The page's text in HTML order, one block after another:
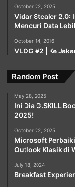
October 22, 2025
Vidar Stealer 2.0:
Mencuri Data
October 14, 2016
VLOG #2 | Ke
Random Post
May 28, 2025
Ini Dia G.SKILL
2025!
October 22, 2025
Microsoft
Outlook Klasik di
July 18, 2024
Breakfast